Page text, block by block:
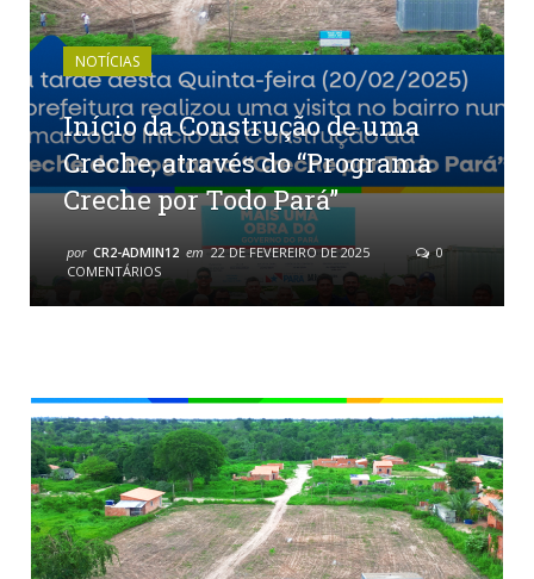
NOTÍCIAS
Início da Construção de uma
Creche, através do “Programa
Creche por Todo Pará”
por CR2-ADMIN12 em 22 DE FEVEREIRO DE 2025
0
COMENTÁRIOS